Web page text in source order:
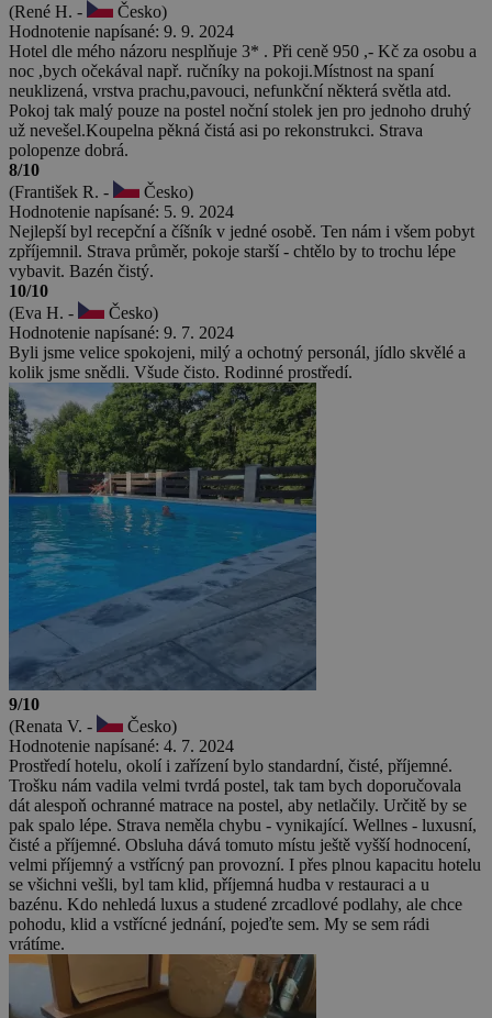
(René H. -
Česko)
Hodnotenie napísané: 9. 9. 2024
Hotel dle mého názoru nesplňuje 3* . Při ceně 950 ,- Kč za osobu a
noc ,bych očekával např. ručníky na pokoji.Místnost na spaní
neuklizená, vrstva prachu,pavouci, nefunkční některá světla atd.
Pokoj tak malý pouze na postel noční stolek jen pro jednoho druhý
už nevešel.Koupelna pěkná čistá asi po rekonstrukci. Strava
polopenze dobrá.
8/10
(František R. -
Česko)
Hodnotenie napísané: 5. 9. 2024
Nejlepší byl recepční a číšník v jedné osobě. Ten nám i všem pobyt
zpříjemnil. Strava průměr, pokoje starší - chtělo by to trochu lépe
vybavit. Bazén čistý.
10/10
(Eva H. -
Česko)
Hodnotenie napísané: 9. 7. 2024
Byli jsme velice spokojeni, milý a ochotný personál, jídlo skvělé a
kolik jsme snědli. Všude čisto. Rodinné prostředí.
9/10
(Renata V. -
Česko)
Hodnotenie napísané: 4. 7. 2024
Prostředí hotelu, okolí i zařízení bylo standardní, čisté, příjemné.
Trošku nám vadila velmi tvrdá postel, tak tam bych doporučovala
dát alespoň ochranné matrace na postel, aby netlačily. Určitě by se
pak spalo lépe. Strava neměla chybu - vynikající. Wellnes - luxusní,
čisté a příjemné. Obsluha dává tomuto místu ještě vyšší hodnocení,
velmi příjemný a vstřícný pan provozní. I přes plnou kapacitu hotelu
se všichni vešli, byl tam klid, příjemná hudba v restauraci a u
bazénu. Kdo nehledá luxus a studené zrcadlové podlahy, ale chce
pohodu, klid a vstřícné jednání, pojeďte sem. My se sem rádi
vrátíme.